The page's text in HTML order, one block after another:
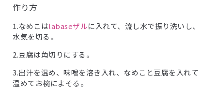
作り方
1.なめこはlabaseザルに入れて、流し水で振り洗いし、
水気を切る。
2.豆腐は角切りにする。
3.出汁を温め、味噌を溶き入れ、なめこと豆腐を入れて
温めてお椀によそる。